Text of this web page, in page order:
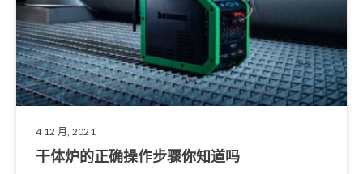
4 12 月, 2021
干体炉的正确操作步骤你知道吗